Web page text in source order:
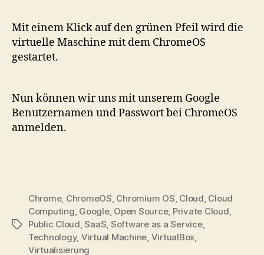
Mit einem Klick auf den grünen Pfeil wird die
virtuelle Maschine mit dem ChromeOS
gestartet.
Nun können wir uns mit unserem Google
Benutzernamen und Passwort bei ChromeOS
anmelden.
Tags
Chrome, ChromeOS, Chromium OS, Cloud, Cloud
Computing, Google, Open Source, Private Cloud,
Public Cloud,SaaS, Software as a Service,
Technology, Virtual Machine, VirtualBox,
Virtualisierung